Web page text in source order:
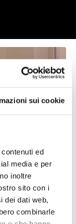
sui cookie
ed
media e per
inoltre
sito con i
dei dati web,
combinarle
con Valeria